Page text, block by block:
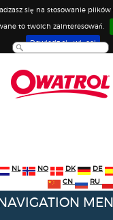
się na stosowanie
to twoich zainteresowań.
Dowiedz się więcej
NL NO DK DE
CN
RU
NAVIGATION